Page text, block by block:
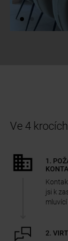
Ve 4
1.
jsi k
2.